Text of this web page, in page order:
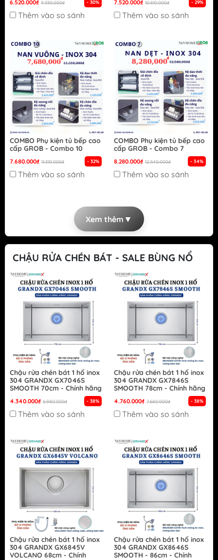
6.520.000₫ 9.330.000₫ - 30%
Thêm vào so sánh
7.520.000₫ 10.610.000₫ - 29%
Thêm vào so sánh
COMBO Phụ kiện tủ bếp cao
cấp GROB - Combo 10
7.680.000₫ 11.310.000₫ - 32%
Thêm vào so sánh
COMBO Phụ kiện tủ bếp cao
cấp GROB - Combo 7
8.280.000₫ 12.540.000₫ - 34%
Thêm vào so sánh
Xem thêm ▼
CHẬU RỬA CHÉN BÁT - SALE BÙNG NỔ
Chậu rửa chén bát 1 hố inox
304 GRANDX GX7046S
SMOOTH 70cm - Chính hãng
4.340.000₫ 6.980.000₫ - 38%
Thêm vào so sánh
Chậu rửa chén bát 1 hố inox
304 GRANDX GX7846S
SMOOTH 78cm - Chính hãng
4.760.000₫ 7.680.000₫ - 38%
Thêm vào so sánh
Chậu rửa chén bát 1 hố inox
304 GRANDX GX6845V
VOLCANO 68cm - Chính
Chậu rửa chén bát 1 hố inox
304 GRANDX GX8646S
SMOOTH - 86cm - Chính